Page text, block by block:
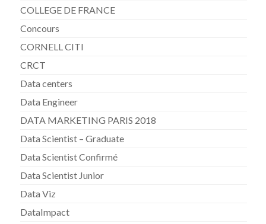
COLLEGE DE FRANCE
Concours
CORNELL CITI
CRCT
Data centers
Data Engineer
DATA MARKETING PARIS 2018
Data Scientist – Graduate
Data Scientist Confirmé
Data Scientist Junior
Data Viz
DataImpact